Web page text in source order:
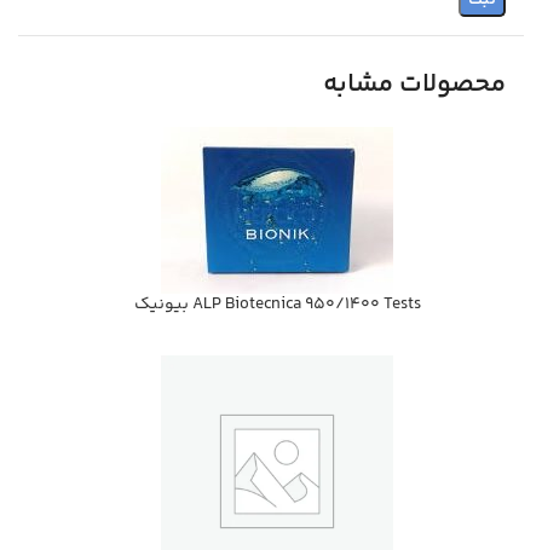
محصولات مشابه
ALP Biotecnica 950/1400 Tests بيونيك